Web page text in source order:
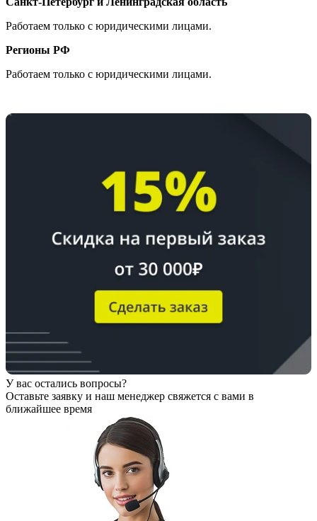
Работаем только с юридическими лицами.
Регионы РФ
Работаем только с юридическими лицами.
У вас остались вопросы?
Оставьте заявку и наш менеджер свяжется с вами в
ближайшее время